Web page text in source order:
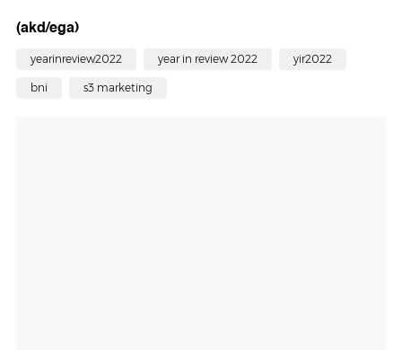
(akd/ega)
yearinreview2022 year in review 2022 yir2022
bni s3 marketing